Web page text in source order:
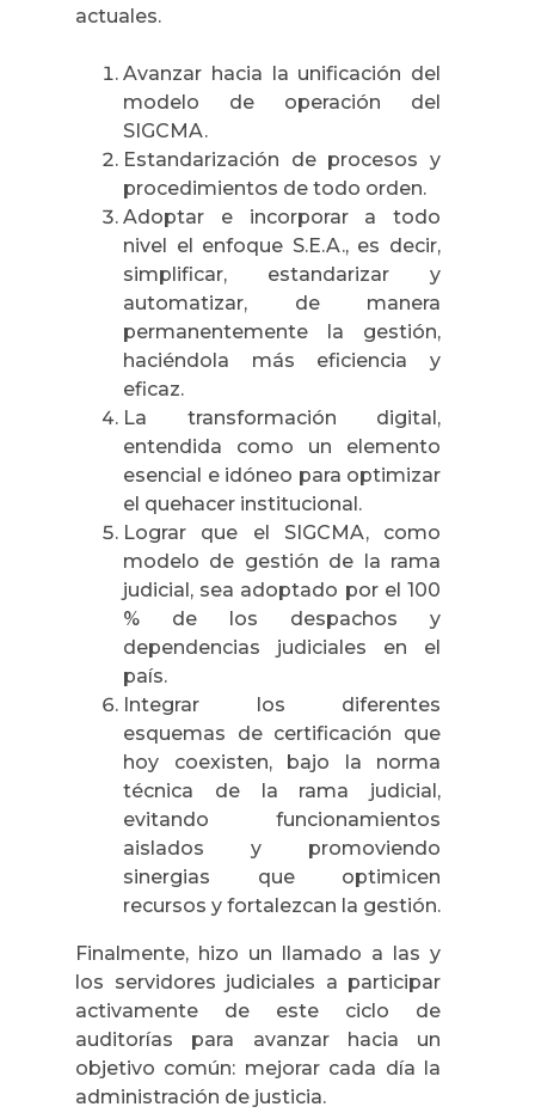
actuales.
Avanzar hacia la unificación del
modelo de operación del
SIGCMA.
Estandarización de procesos y
procedimientos de todo orden.
Adoptar e incorporar a todo
nivel el enfoque S.E.A., es decir,
simplificar, estandarizar y
automatizar, de manera
permanentemente la gestión,
haciéndola más eficiencia y
eficaz.
La transformación digital,
entendida como un elemento
esencial e idóneo para optimizar
el quehacer institucional.
Lograr que el SIGCMA, como
modelo de gestión de la rama
judicial, sea adoptado por el 100
% de los despachos y
dependencias judiciales en el
país.
Integrar los diferentes
esquemas de certificación que
hoy coexisten, bajo la norma
técnica de la rama judicial,
evitando funcionamientos
aislados y promoviendo
sinergias que optimicen
recursos y fortalezcan la gestión.
Finalmente, hizo un llamado a las y
los servidores judiciales a participar
activamente de este ciclo de
auditorías para avanzar hacia un
objetivo común: mejorar cada día la
administración de justicia.